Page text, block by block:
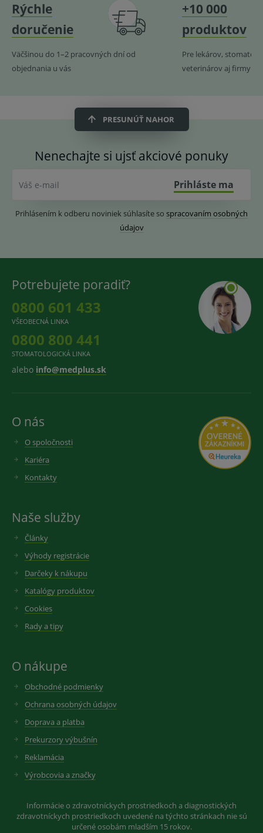
Rýchle
doručenie
Väčšinou do 1–2 pracovných dní od
objednania u vás
+10 000
produktov
Pre lekárov,
veterinárov aj firmy
PRESUNÚŤ NAHOR
Nenechajte si ujsť akciové ponuky
Váš e-mail Prihláste ma
Prihlásením k odberu noviniek súhlasíte so spracovaním osobných
údajov
O nás
O spoločnosti
Kariéra
Kontakty
Naše služby
Články
Výhody registrácie
Darčeky k nákupu
Katalógy produktov
Cookies
Rady a tipy
O nákupe
Obchodné podmienky
Ochrana osobných údajov
Doprava a platba
Prekurzory výbušnín
Reklamácia
Výrobcovia a značky
Potrebujete poradiť?
0800 601 433
VŠEOBECNÁ LINKA
0800 800 441
STOMATOLOGICKÁ LINKA
alebo info@medplus.sk
Informácie o zdravotníckych prostriedkoch a diagnostických
zdravotníckych prostriedkoch uvedené na týchto stránkach nie sú
určené osobám mladším 15 rokov.